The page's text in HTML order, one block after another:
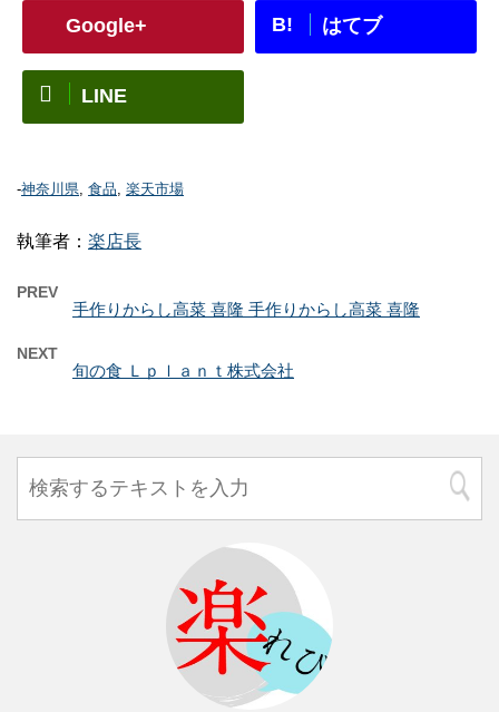
Google+ B! はてブ
LINE
-神奈川県, 食品, 楽天市場
執筆者： 楽店長
PREV
手作りからし高菜 喜隆 手作りからし高菜 喜隆
NEXT
旬の食 Ｌｐｌａｎｔ株式会社